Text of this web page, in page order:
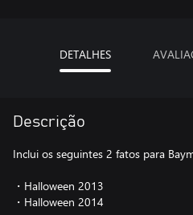
DETALHES
Descrição
Inclui os seguintes 2 fatos para
・Halloween 2013
・Halloween 2014